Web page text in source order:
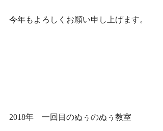
今年もよろしくお願い申し上げます。
2018年　一回目のぬぅのぬぅ教室